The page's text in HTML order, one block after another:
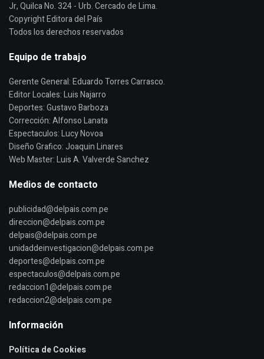
Jr, Quilca No. 324 - Urb. Cercado de Lima.
Copyright Editora del País
Todos los derechos reservados
Equipo de trabajo
Gerente General: Eduardo Torres Carrasco.
Editor Locales: Luis Najarro
Deportes: Gustavo Barboza
Corrección: Alfonso Lanata
Espectaculos: Lucy Novoa
Diseño Grafico: Joaquin Linares
Web Master: Luis A. Valverde Sanchez
Medios de contacto
publicidad@delpais.com.pe
direccion@delpais.com.pe
delpais@delpais.com.pe
unidaddeinvestigacion@delpais.com.pe
deportes@delpais.com.pe
espectaculos@delpais.com.pe
redaccion1@delpais.com.pe
redaccion2@delpais.com.pe
Información
Política de Cookies